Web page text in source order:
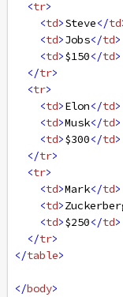
<tr>
<td>Steve</td
<td>Jobs</td>
<td>$150</td>
</tr>
<tr>
<td>Elon</td>
<td>Musk</td>
<td>$300</td>
</tr>
<tr>
<td>Mark</td>
<td>
<td>$250</td>
</tr>
</table>
</body>